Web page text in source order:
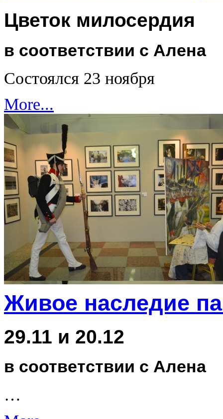
Цветок милосердия
в соответствии с Алена
Состоялся 23 ноября
More...
Живое наследие
29.11 и 20.12
в соответствии с Алена
…